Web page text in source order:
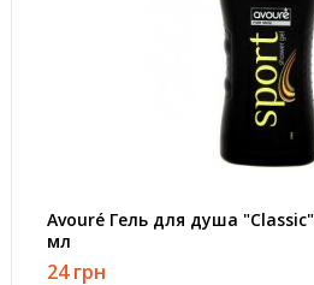
Avouré Гель для душа
мл
24 грн